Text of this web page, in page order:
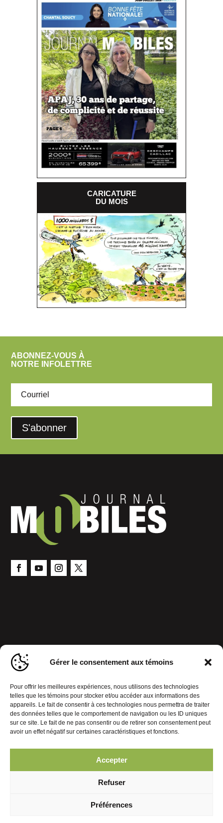
Gérer le consentement aux témoins
Pour offrir les meilleures expériences, nous utilisons des technologies
telles que les témoins pour stocker et/ou accéder aux informations des
appareils. Le fait de consentir à ces technologies nous permettra de traiter
des données telles que le comportement de navigation ou les ID uniques
sur ce site. Le fait de ne pas consentir ou de retirer son consentement peut
avoir un effet négatif sur certaines caractéristiques et fonctions.
Accepter
Refuser
Préférences
CARICATURE
DU MOIS
ABONNEZ-VOUS À
NOTRE INFOLETTRE
S'abonner
Gérer le consentement aux témoins
© 2026 Journal Mobiles. Tous droits réservés. | Réalisation :